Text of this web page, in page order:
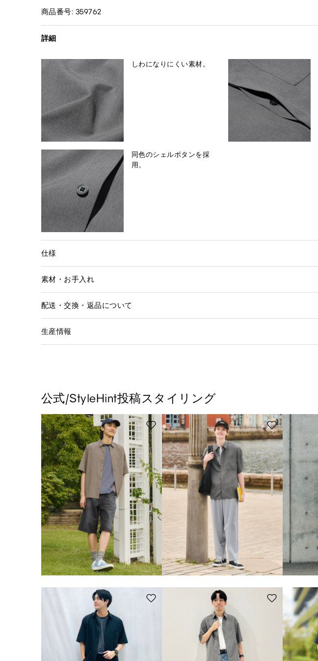
商品番号: 359762
詳細
しわになりにくい素材。
同色のシェルボタンを採
用。
仕様
素材・お手入れ
配送・交換・返品について
生産情報
公式/StyleHint投稿スタイリング